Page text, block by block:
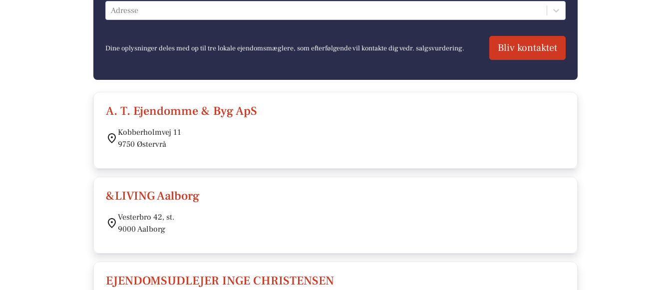
Adresse
Dine oplysninger deles med op til tre lokale ejendomsmæglere, som efterfølgende vil kontakte dig vedr. salgsvurdering. Bliv kontaktet
A. T. Ejendomme & Byg ApS
Kobberholmvej 11
9750 Østervrå
&LIVING Aalborg
Vesterbro 42, st.
9000 Aalborg
EJENDOMSUDLEJER INGE CHRISTENSEN